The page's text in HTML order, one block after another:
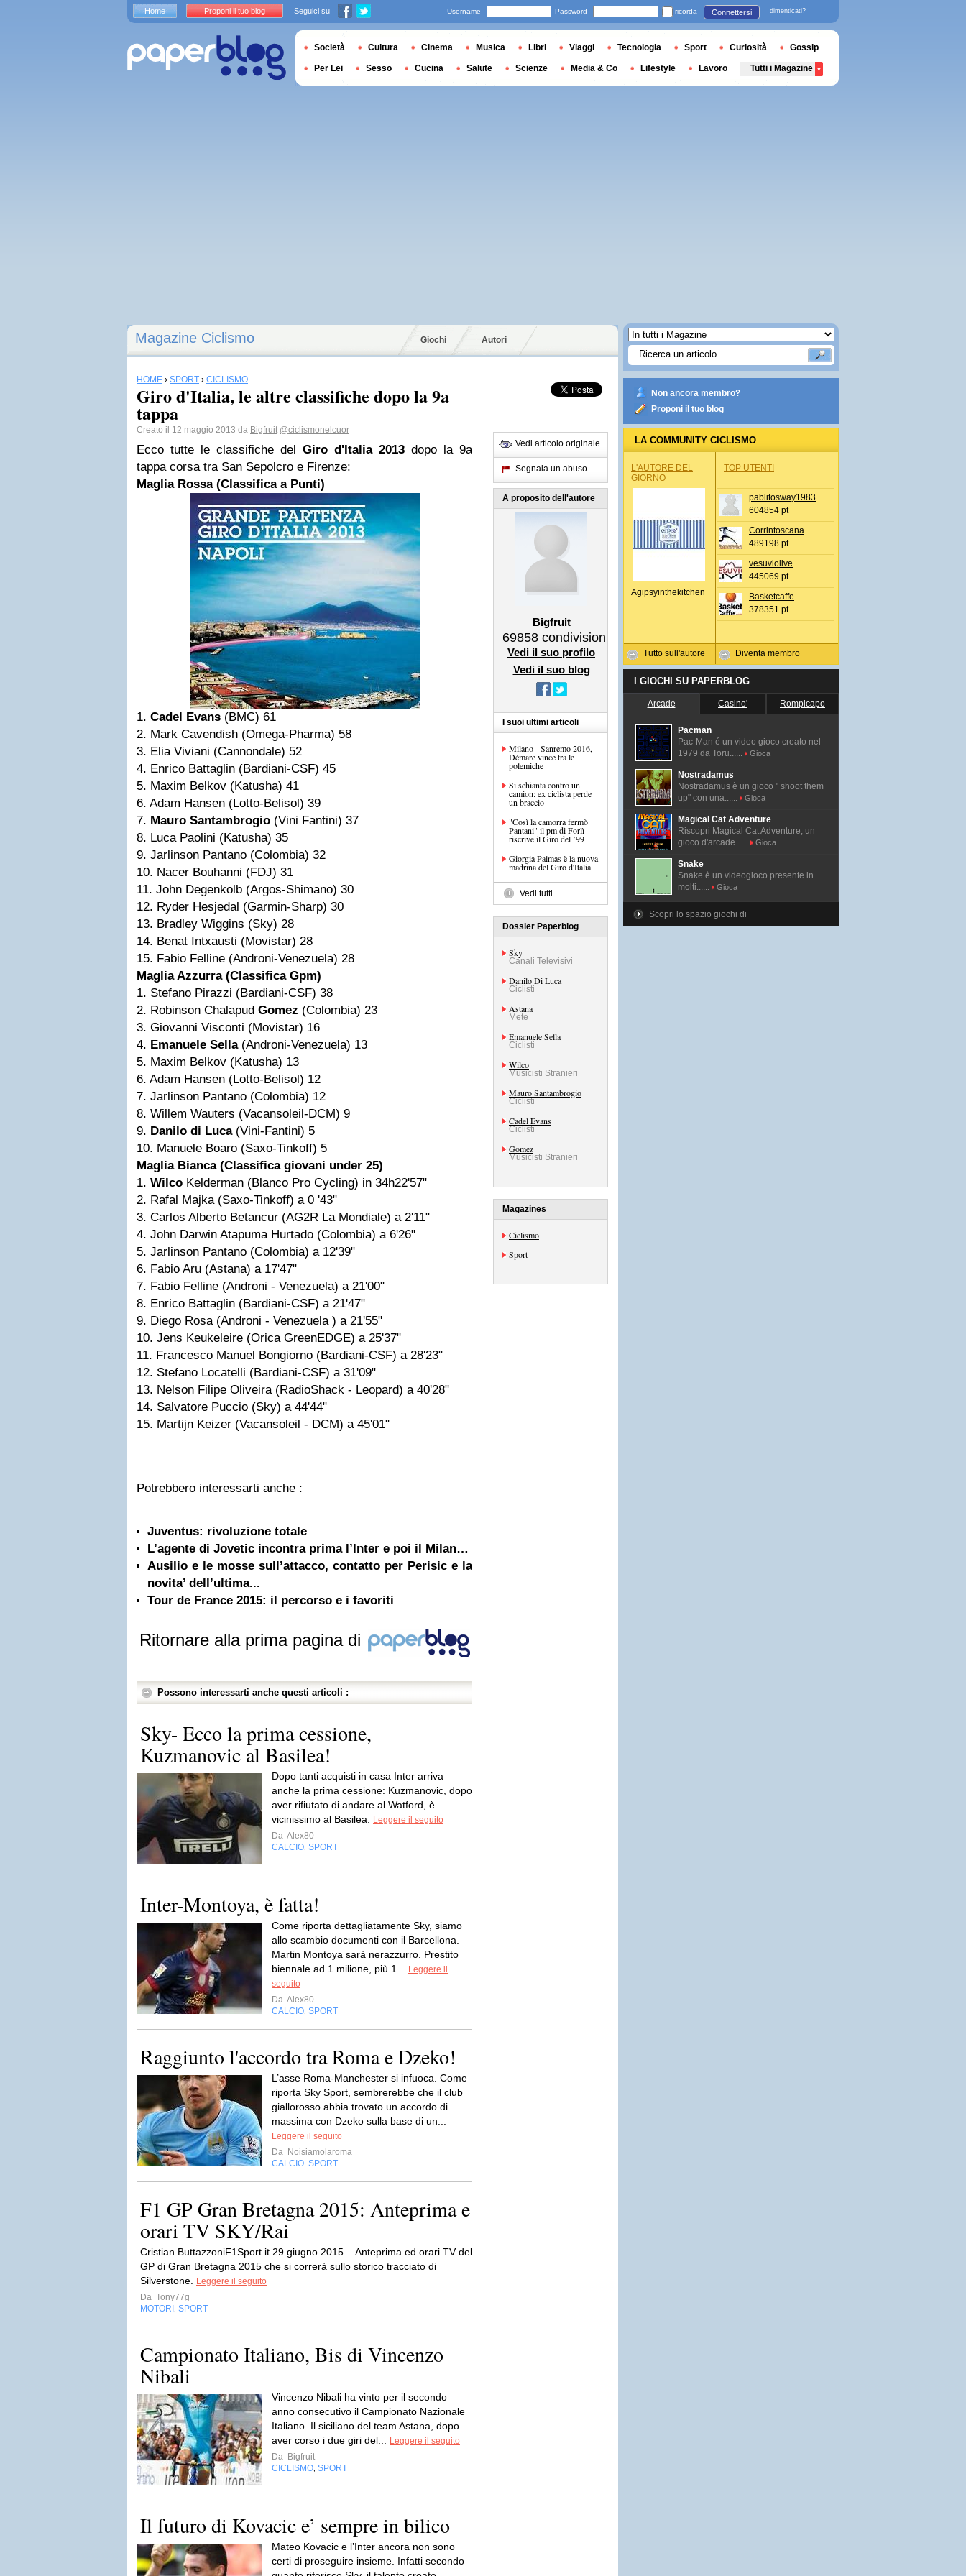
Magazine Ciclismo Giochi Autori
HOME › SPORT › CICLISMO
Giro d'Italia, le altre classifiche dopo la 9a
tappa
Creato il 12 maggio 2013 da Bigfruit @ciclismonelcuor
Ecco tutte le classifiche del Giro d'Italia 2013 dopo la 9a
tappa corsa tra San Sepolcro e Firenze:
Maglia Rossa (Classifica a Punti)
1. Cadel Evans (BMC) 61
2. Mark Cavendish (Omega-Pharma) 58
3. Elia Viviani (Cannondale) 52
4. Enrico Battaglin (Bardiani-CSF) 45
5. Maxim Belkov (Katusha) 41
6. Adam Hansen (Lotto-Belisol) 39
7. Mauro Santambrogio (Vini Fantini) 37
8. Luca Paolini (Katusha) 35
9. Jarlinson Pantano (Colombia) 32
10. Nacer Bouhanni (FDJ) 31
11. John Degenkolb (Argos-Shimano) 30
12. Ryder Hesjedal (Garmin-Sharp) 30
13. Bradley Wiggins (Sky) 28
14. Benat Intxausti (Movistar) 28
15. Fabio Felline (Androni-Venezuela) 28
Maglia Azzurra (Classifica Gpm)
1. Stefano Pirazzi (Bardiani-CSF) 38
2. Robinson Chalapud Gomez (Colombia) 23
3. Giovanni Visconti (Movistar) 16
4. Emanuele Sella(Androni-Venezuela) 13
5. Maxim Belkov (Katusha) 13
6. Adam Hansen (Lotto-Belisol) 12
7. Jarlinson Pantano (Colombia) 12
8. Willem Wauters (Vacansoleil-DCM) 9
9. Danilo di Luca(Vini-Fantini) 5
10. Manuele Boaro (Saxo-Tinkoff) 5
Maglia Bianca (Classifica giovani under 25)
1. Wilco Kelderman (Blanco Pro Cycling) in 34h22'57"
2. Rafal Majka (Saxo-Tinkoff) a 0 '43"
3. Carlos Alberto Betancur (AG2R La Mondiale) a 2'11"
4. John Darwin Atapuma Hurtado (Colombia) a 6'26"
5. Jarlinson Pantano (Colombia) a 12'39"
6. Fabio Aru (Astana) a 17'47"
7. Fabio Felline (Androni - Venezuela) a 21'00"
8. Enrico Battaglin (Bardiani-CSF) a 21'47"
9. Diego Rosa (Androni - Venezuela ) a 21'55"
10. Jens Keukeleire (Orica GreenEDGE) a 25'37"
11. Francesco Manuel Bongiorno (Bardiani-CSF) a 28'23"
12. Stefano Locatelli (Bardiani-CSF) a 31'09"
13. Nelson Filipe Oliveira (RadioShack - Leopard) a 40'28"
14. Salvatore Puccio (Sky) a 44'44"
15. Martijn Keizer (Vacansoleil - DCM) a 45'01"
Potrebbero interessarti anche :
Juventus: rivoluzione totale
L’agente di Jovetic incontra prima l’Inter e poi il Milan…
Ausilio e le mosse sull’attacco, contatto per Perisic e la
novita’ dell’ultima...
Tour de France 2015: il percorso e i favoriti
Ritornare alla prima pagina di
Possono interessarti anche questi articoli :
Sky- Ecco la prima cessione,
Kuzmanovic al Basilea!
Dopo tanti acquisti in casa Inter arriva
anche la prima cessione: Kuzmanovic, dopo
aver rifiutato di andare al Watford, è
vicinissimo al Basilea.
Leggere il seguito
Da Alex80
CALCIO SPORT
Inter-Montoya, è fatta!
Come riporta dettagliatamente Sky, siamo
allo scambio documenti con il Barcellona.
Martin Montoya sarà nerazzurro. Prestito
biennale ad 1 milione, più 1...
Leggere il
seguito
Da Alex80
CALCIO SPORT
Raggiunto l'accordo tra Roma e Dzeko!
L’asse Roma-Manchester si infuoca. Come
riporta Sky Sport, sembrerebbe che il club
giallorosso abbia trovato un accordo di
massima con Dzeko sulla base di un...
Leggere il seguito
Da Noisiamolaroma
CALCIO SPORT
F1 GP Gran Bretagna 2015: Anteprima e
orari TV SKY/Rai
Cristian ButtazzoniF1Sport.it 29 giugno 2015 – Anteprima ed orari TV del
GP di Gran Bretagna 2015 che si correrà sullo storico tracciato di
Silverstone.
Leggere il seguito
Da Tony77g
MOTORI
SPORT
Campionato Italiano, Bis di Vincenzo
Nibali
Vincenzo Nibali ha vinto per il secondo
anno consecutivo il Campionato Nazionale
Italiano. Il siciliano del team Astana, dopo
aver corso i due giri del...
Leggere il seguito
Da Bigfruit
CICLISMO SPORT
Il futuro di Kovacic e’ sempre in bilico
Mateo Kovacic e l’Inter ancora non sono
certi di proseguire insieme. Infatti secondo
Vedi articolo originale
Segnala un abuso
A proposito dell'autore
Bigfruit
69858 condivisioni
Vedi il suo profilo
Vedi il suo blog
I suoi ultimi articoli
Milano - Sanremo 2016,
Démare vince tra le
polemiche
Si schianta contro un
camion: ex ciclista perde
un braccio
"Così la camorra fermò
Pantani" il pm di Forlì
riscrive il Giro del ’99
Giorgia Palmas è la nuova
madrina del Giro d'Italia
Vedi tutti
Dossier Paperblog
Sky
Canali Televisivi
Danilo Di Luca
Ciclisti
Astana
Mete
Emanuele Sella
Ciclisti
Wilco
Musicisti Stranieri
Mauro Santambrogio
Ciclisti
Cadel Evans
Ciclisti
Gomez
Musicisti Stranieri
Magazines
Ciclismo
Sport
Non ancora membro?
Proponi il tuo blog
LA COMMUNITY CICLISMO
L'AUTORE DEL
GIORNO
Agipsyinthekitchen
Tutto sull'autore
TOP UTENTI
pablitosway1983
604854 pt
Corrintoscana
489198 pt
vesuviolive
445069 pt
Basketcaffe
378351 pt
Diventa membro
I GIOCHI SU PAPERBLOG
Arcade Casino' Rompicapo
Pacman
Pac-Man é un video gioco creato nel
1979 da Toru......
Gioca
Nostradamus
Nostradamus è un gioco " shoot them
up" con una......
Gioca
Magical Cat Adventure
Riscopri Magical Cat Adventure, un
gioco d'arcade......
Gioca
Snake
Snake è un videogioco presente in
molti......
Gioca
Scopri lo spazio giochi di
Home Proponi il tuo blog Seguici su Username Password ricorda Connettersi dimenticati?
Società Cultura Cinema Musica Libri Viaggi Tecnologia Sport Curiosità Gossip
Per Lei Sesso Cucina Salute Scienze Media & Co Lifestyle Lavoro Tutti i Magazine